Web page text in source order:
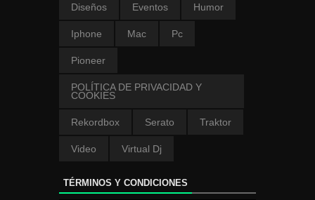
Diseños Eventos Humor
Iphone Mac Pc
Pioneer
POLÍTICA DE PRIVACIDAD Y
COOKIES
Rekordbox Serato Traktor
Video Virtual Dj
TÉRMINOS Y CONDICIONES